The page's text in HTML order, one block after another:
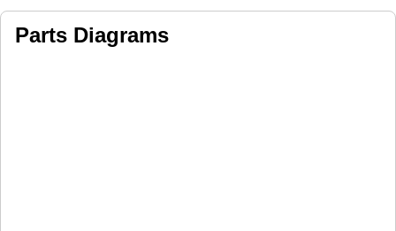
Parts Diagrams